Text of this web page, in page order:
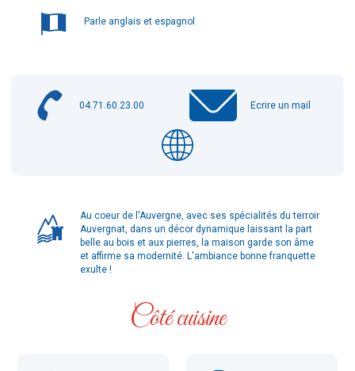
Parle anglais et espagnol
04.71.60.23.00 Ecrire un mail
Au coeur de l'Auvergne, avec ses spécialités du terroir
Auvergnat, dans un décor dynamique laissant la part
belle au bois et aux pierres, la maison garde son âme
et affirme sa modernité. L'ambiance bonne franquette
exulte !
Côté cuisine